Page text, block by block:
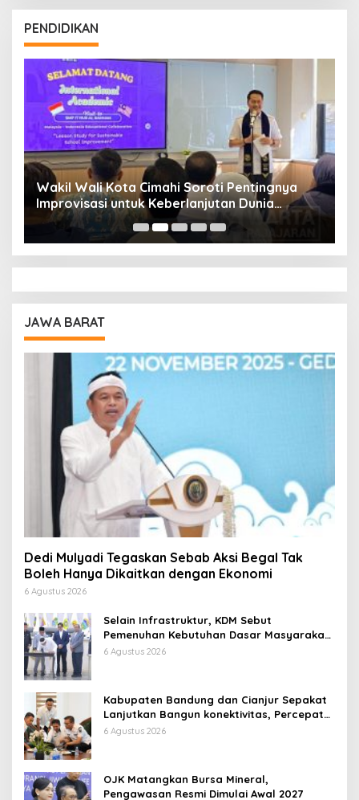
PENDIDIKAN
Wakil Wali Kota Cimahi Soroti Pentingnya
Improvisasi untuk Keberlanjutan Dunia
Pendidikan
JAWA BARAT
Dedi Mulyadi Tegaskan Sebab Aksi Begal Tak
Boleh Hanya Dikaitkan dengan Ekonomi
6 Agustus 2026
Selain Infrastruktur, KDM Sebut
Pemenuhan Kebutuhan Dasar Masyarakat
Jadi Fokus APBD Jabar 2027
6 Agustus 2026
Kabupaten Bandung dan Cianjur Sepakat
Lanjutkan Bangun konektivitas, Percepat
Pertumbuhan Ekonomi Daerah
6 Agustus 2026
OJK Matangkan Bursa Mineral,
Pengawasan Resmi Dimulai Awal 2027